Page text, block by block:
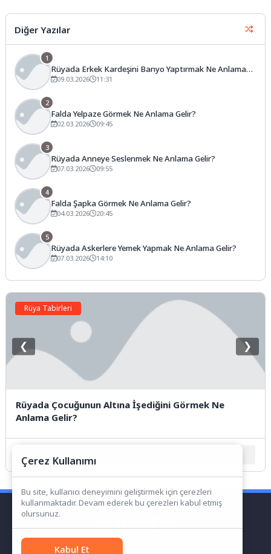
fincanın...
Diğer Yazılar
1
Rüyada Erkek Kardeşini Banyo Yaptırmak Ne Anlama
Gelir?
09.03.2026 11:31
2
Falda Yelpaze Görmek Ne Anlama Gelir?
02.03.2026 09:45
3
Rüyada Anneye Seslenmek Ne Anlama Gelir?
07.03.2026 09:55
4
Falda Şapka Görmek Ne Anlama Gelir?
04.03.2026 20:45
5
Rüyada Askerlere Yemek Yapmak Ne Anlama Gelir?
07.03.2026 14:10
Rüya Tabirleri
Rüyada Çocuğunun Altına İşediğini Görmek Ne
Anlama Gelir?
❮ ❯
Çerez Kullanımı
Bu site, kullanıcı deneyimini geliştirmek için çerezleri
kullanmaktadır. Devam ederek bu çerezleri kabul etmiş
olursunuz.
Kabul Et